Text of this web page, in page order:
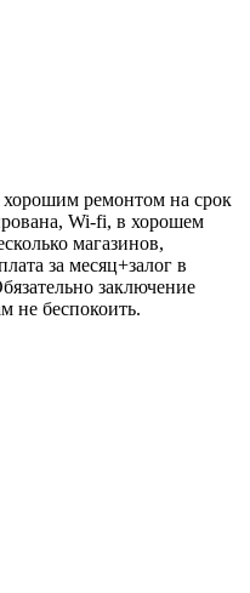
ремонтом на срок
Wi-fi, в хорошем
магазинов,
за месяц+залог в
заключение
не беспокоить.